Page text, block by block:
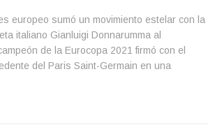
europeo sumó un movimiento estelar con la
italiano Gianluigi Donnarumma al
de la Eurocopa 2021 firmó con el
del Paris Saint-Germain en una